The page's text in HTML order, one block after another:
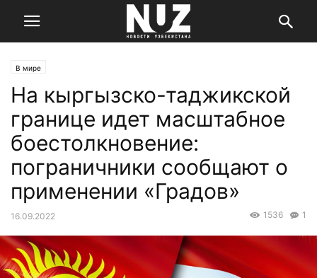
В мире
На кыргызско-таджикской
границе идет масштабное
боестолкновение:
пограничники сообщают о
применении «Градов»
16.09.2022 1
1536